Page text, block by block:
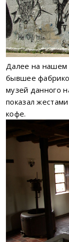
Далее на нашем
бывшее
музей данного
показал
кофе.